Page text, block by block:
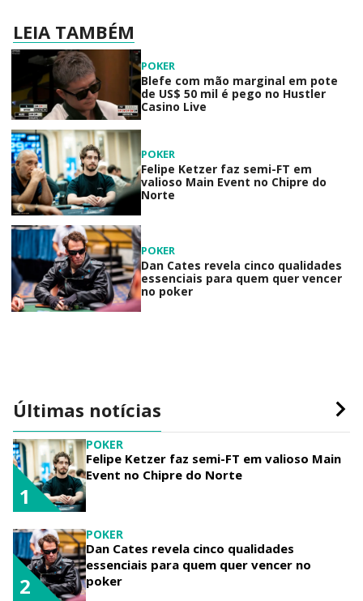
LEIA TAMBÉM
POKER
Blefe com mão marginal em pote
de US$ 50 mil é pego no Hustler
Casino Live
POKER
Felipe Ketzer faz semi-FT em
valioso Main Event no Chipre do
Norte
POKER
Dan Cates revela cinco qualidades
essenciais para quem quer vencer
no poker
Últimas notícias
POKER
Felipe Ketzer faz semi-FT em valioso Main
Event no Chipre do Norte
1
POKER
Dan Cates revela cinco qualidades
essenciais para quem quer vencer no
poker
2